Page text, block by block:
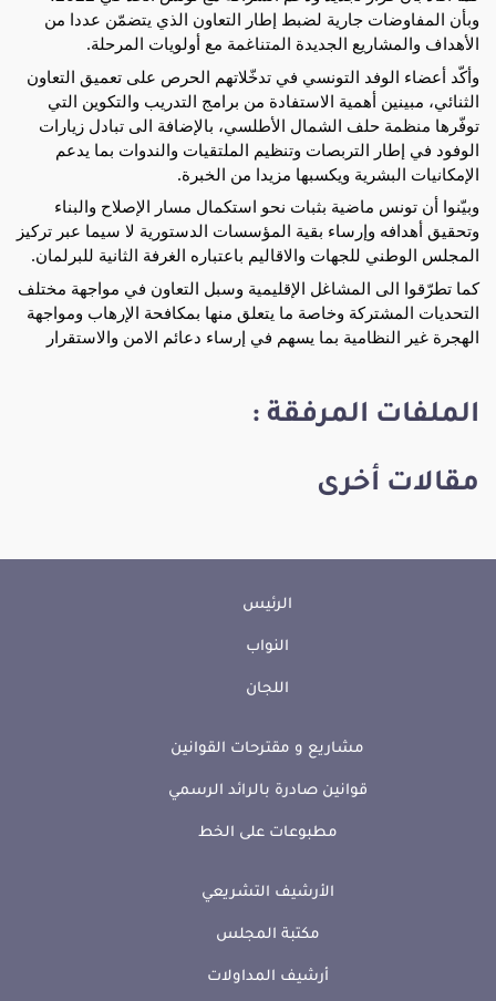
وبأن المفاوضات جارية لضبط إطار التعاون الذي يتضمّن عددا من
الأهداف والمشاريع الجديدة المتناغمة مع أولويات المرحلة.
وأكّد أعضاء الوفد التونسي في تدخّلاتهم الحرص على تعميق التعاون
الثنائي، مبينين أهمية الاستفادة من برامج التدريب والتكوين التي
توفّرها منظمة حلف الشمال الأطلسي، بالإضافة الى تبادل زيارات
الوفود في إطار التربصات وتنظيم الملتقيات والندوات بما يدعم
الإمكانيات البشرية ويكسبها مزيدا من الخبرة.
وبيّنوا أن تونس ماضية بثبات نحو استكمال مسار الإصلاح والبناء
وتحقيق أهدافه وإرساء بقية المؤسسات الدستورية لا سيما عبر تركيز
المجلس الوطني للجهات والاقاليم باعتباره الغرفة الثانية للبرلمان.
كما تطرّقوا الى المشاغل الإقليمية وسبل التعاون في مواجهة مختلف
التحديات المشتركة وخاصة ما يتعلق منها بمكافحة الإرهاب ومواجهة
الهجرة غير النظامية بما يسهم في إرساء دعائم الامن والاستقرار
الملفات المرفقة :
مقالات أخرى
الرئيس
النواب
اللجان
مشاريع و مقترحات القوانين
قوانين صادرة بالرائد الرسمي
مطبوعات على الخط
الأرشيف التشريعي
مكتبة المجلس
أرشيف المداولات